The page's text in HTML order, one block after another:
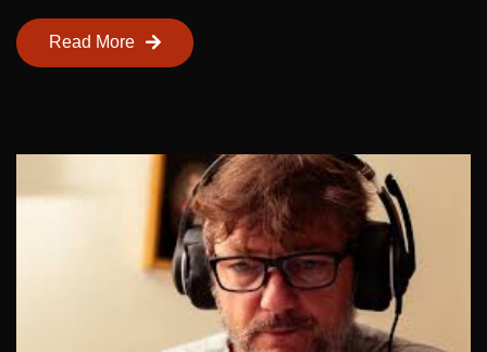
Read More